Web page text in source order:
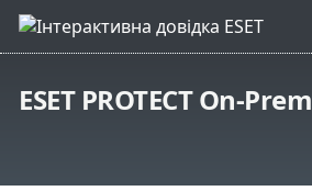
ESET PROTECT On-Prem